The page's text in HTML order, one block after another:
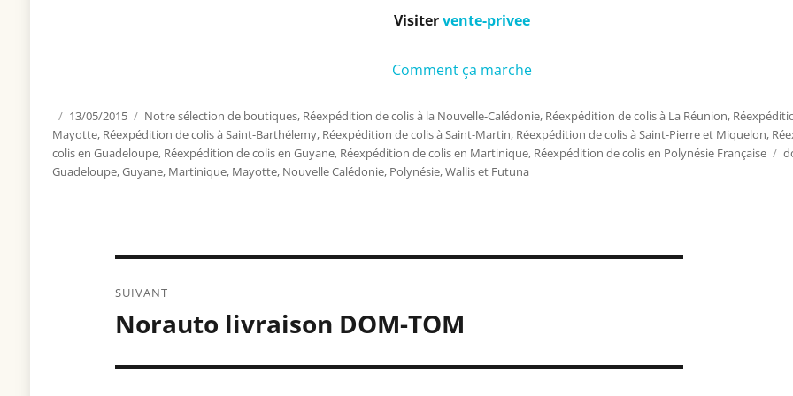
Visitervente-privee
Comment ça marche
Publié
le
13/05/2015 Catégories
Notre sélection de boutiques, Réexpédition de colis à la Nouvelle-Calédonie, Réexpédition de colis à La Réunion,
Mayotte, Réexpédition de colis à Saint-Barthélemy, Réexpédition de colis à Saint-Martin, Réexpédition de colis à Saint-Pierre et Miquelon,
colis en Guadeloupe, Réexpédition de colis en Guyane, Réexpédition de colis en Martinique, Réexpédition de colis en Polynésie Française
Guadeloupe,Guyane, Martinique, Mayotte, Nouvelle Calédonie, Polynésie,Wallis et Futuna
de
SUIVANT
Article
Norauto livraison DOM-TOM